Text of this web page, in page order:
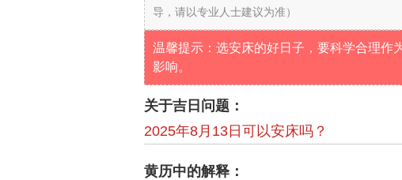
导，请以专业人士建议为准）
温馨提示：选安床的好日子，要科学合理作
影响。
关于吉日问题：
2025年8月13日可以安床吗？
黄历中的解释：